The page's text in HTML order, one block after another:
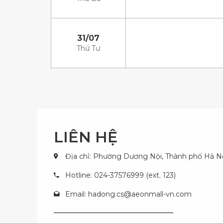
31/07
Thứ Tư
LIÊN HỆ
Địa chỉ: Phường Dương Nội, Thành phố Hà
Hotline: 024-37576999 (ext. 123)
Email: hadong.cs@aeonmall-vn.com